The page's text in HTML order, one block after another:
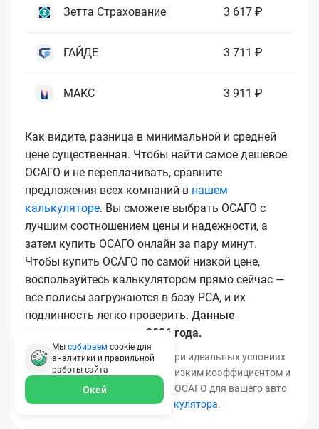
Зетта Страхование 3 617 ₽
ГАЙДЕ 3 711 ₽
МАКС 3 911 ₽
Как видите, разница в минимальной и средней
цене существенная. Чтобы найти самое дешевое
ОСАГО и не переплачивать, сравните
предложения всех компаний в нашем
калькуляторе. Вы сможете выбрать ОСАГО с
лучшим соотношением цены и надежности, а
затем купить ОСАГО онлайн за пару минут.
Чтобы купить ОСАГО по самой низкой цене,
воспользуйтесь калькулятором прямо сейчас —
все полисы загружаются в базу РСА, и их
подлинность легко проверить. Данные
актуальны для марта 2026 года.
*Минимальная цена получена при идеальных условиях
(безаварийный стаж, регион с низким коэффициентом и
т.д.). Узнать точную стоимость ОСАГО для вашего авто
можно с помощьюнашего калькулятора.
Мы собираем cookie для
аналитики и правильной
работы сайта
Окей